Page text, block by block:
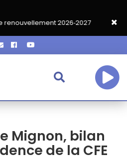
2026‑2027 Grand café de
Mignon, bilan
de la CFE